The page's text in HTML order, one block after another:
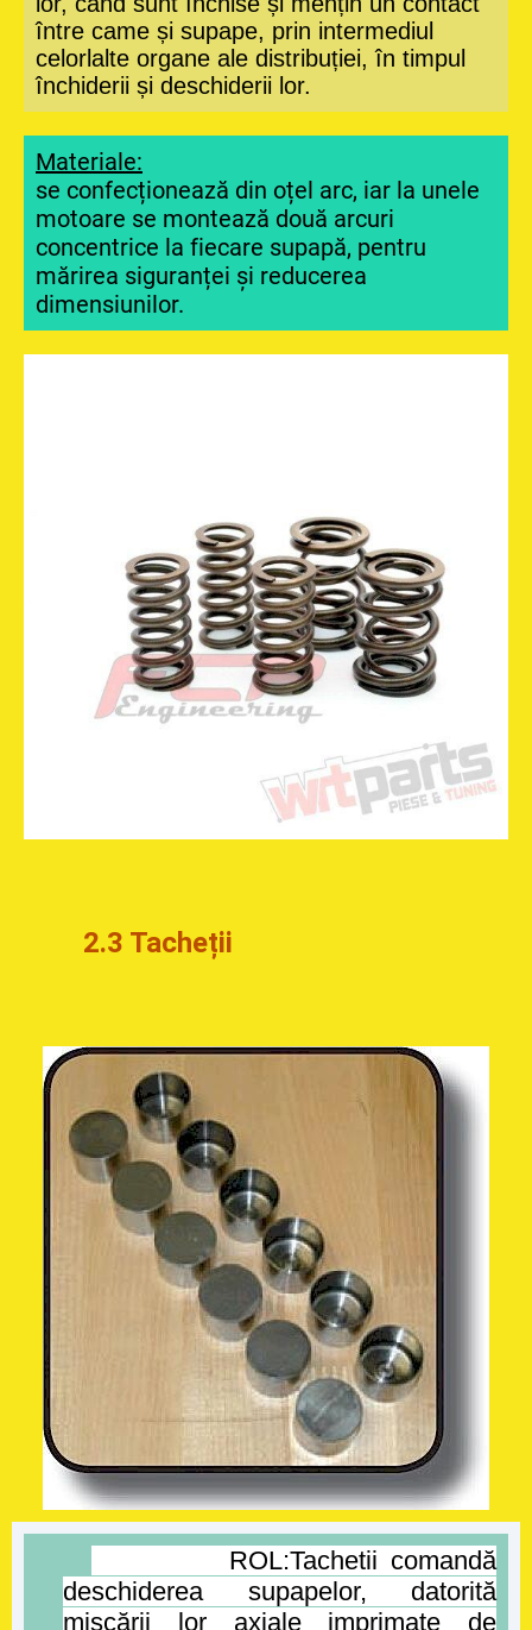
între came și supape, prin intermediul
celorlalte organe ale distribuției, în timpul
închiderii și deschiderii lor.
Materiale:
se confecționează din oțel arc, iar la unele
motoare se montează două arcuri
concentrice la fiecare supapă, pentru
mărirea siguranței și reducerea
dimensiunilor.
2.3 Tacheții
ROL:Tachetii comandă
deschiderea supapelor, datorită
mișcării lor axiale imprimate de